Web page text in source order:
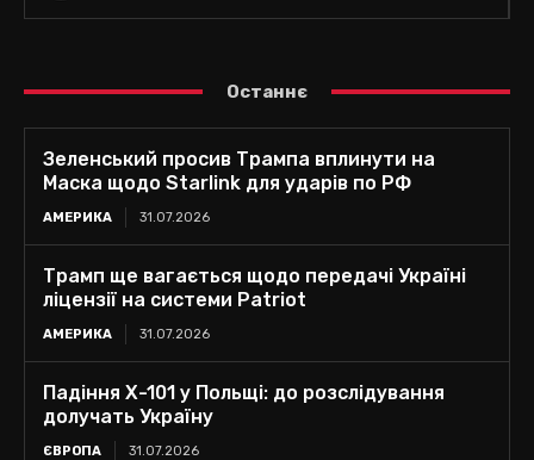
Останнє
Зеленський просив Трампа вплинути на
Маска щодо Starlink для ударів по РФ
АМЕРИКА 31.07.2026
Трамп ще вагається щодо передачі Україні
ліцензії на системи Patriot
АМЕРИКА 31.07.2026
Падіння Х-101 у Польщі: до розслідування
долучать Україну
ЄВРОПА 31.07.2026